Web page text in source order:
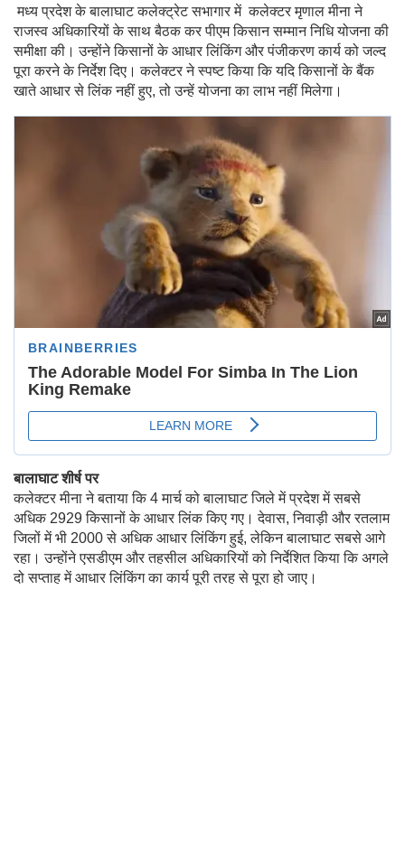
मध्य प्रदेश के बालाघाट कलेक्ट्रेट सभागार में कलेक्टर मृणाल मीना ने
राजस्व अधिकारियों के साथ बैठक कर पीएम किसान सम्मान निधि योजना की
समीक्षा की। उन्होंने किसानों के आधार लिंकिंग और पंजीकरण कार्य को जल्द
पूरा करने के निर्देश दिए। कलेक्टर ने स्पष्ट किया कि यदि किसानों के बैंक
खाते आधार से लिंक नहीं हुए, तो उन्हें योजना का लाभ नहीं मिलेगा।
बालाघाट शीर्ष पर
कलेक्टर मीना ने बताया कि 4 मार्च को बालाघाट जिले में प्रदेश में सबसे
अधिक 2929 किसानों के आधार लिंक किए गए। देवास, निवाड़ी और रतलाम
जिलों में भी 2000 से अधिक आधार लिंकिंग हुई, लेकिन बालाघाट सबसे आगे
रहा। उन्होंने एसडीएम और तहसील अधिकारियों को निर्देशित किया कि अगले
दो सप्ताह में आधार लिंकिंग का कार्य पूरी तरह से पूरा हो जाए।